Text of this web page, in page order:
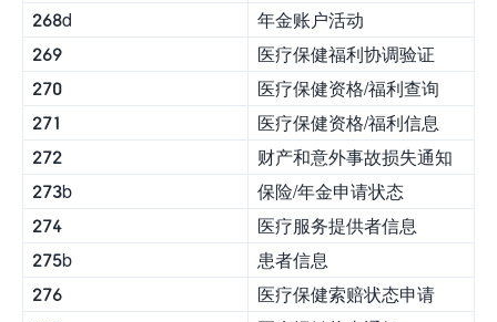
268d
年金账户活动
269
医疗保健福利协调验证
270
医疗保健资格/福利查询
271
医疗保健资格/福利信息
272
财产和意外事故损失通知
273b
保险/年金申请状态
274
医疗服务提供者信息
275b
患者信息
276
医疗保健索赔状态申请